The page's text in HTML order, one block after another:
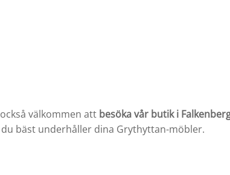
välkommen att besöka vår butik i
bäst underhåller dina Grythyttan-möbler.